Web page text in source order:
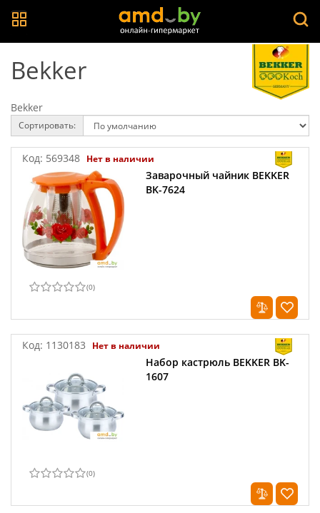
Bekker
Bekker
Сортировать:
Код: 569348 Нет в наличии
Заварочный чайник BEKKER
BK-7624
(0)
Код: 1130183 Нет в наличии
Набор кастрюль BEKKER BK-
1607
(0)